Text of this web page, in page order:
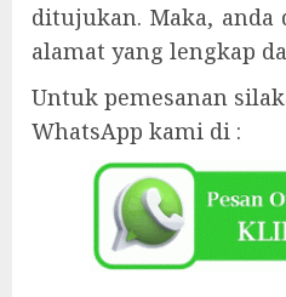
ditujukan. Maka,
alamat yang lengkap
Untuk pemesanan
WhatsApp kami di :